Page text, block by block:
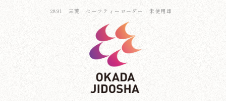
2891 三菱 セーフティーローダー 未使用車